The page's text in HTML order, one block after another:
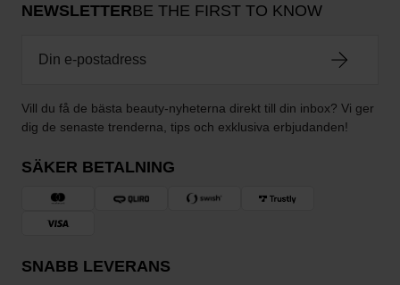
NEWSLETTERBE THE FIRST TO KNOW
Vill du få de bästa beauty-nyheterna direkt till din inbox? Vi ger
dig de senaste trenderna, tips och exklusiva erbjudanden!
SÄKER BETALNING
SNABB LEVERANS